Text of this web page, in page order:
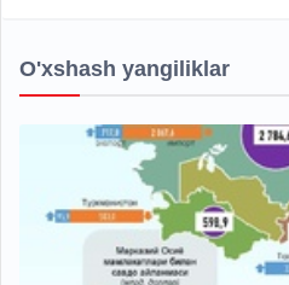
O'xshash yangiliklar